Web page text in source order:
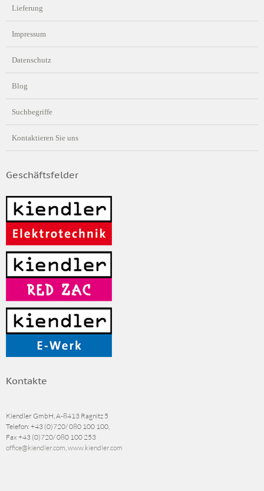
Lieferung
Impressum
Datenschutz
Blog
Suchbegriffe
Kontaktieren Sie uns
Geschäftsfelder
Kontakte
Kiendler GmbH, A-8413 Ragnitz 5
Telefon: +43 (0)720/ 080 100 100
Fax +43 (0)720/ 080 100 253
office@kiendler.com www.kiendler.com